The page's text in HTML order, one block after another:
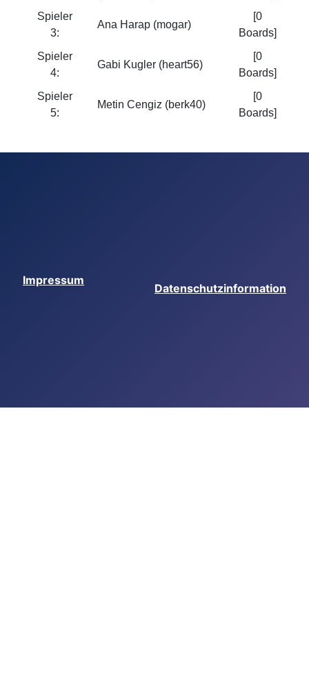
Spieler
3:
Ana Harap (mogar)
[0
Boards]
Spieler
4:
Gabi Kugler (heart56)
[0
Boards]
Spieler
5:
Metin Cengiz (berk40)
[0
Boards]
Impressum
Datenschutzinformation